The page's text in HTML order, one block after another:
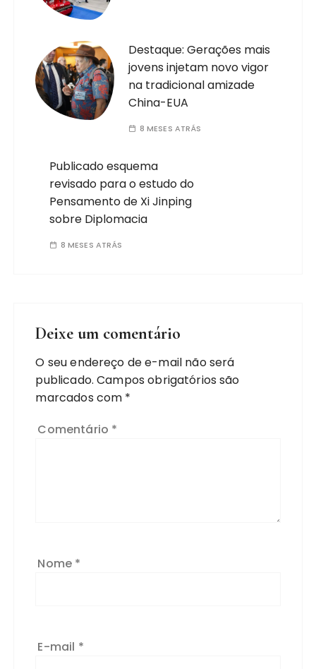
Destaque: Gerações mais
jovens injetam novo vigor
na tradicional amizade
China-EUA
8 MESES ATRÁS
Publicado esquema
revisado para o estudo do
Pensamento de Xi Jinping
sobre Diplomacia
8 MESES ATRÁS
Deixe um comentário
O seu endereço de e-mail não será
publicado. Campos obrigatórios são
marcados com *
Comentário *
Nome *
E-mail *